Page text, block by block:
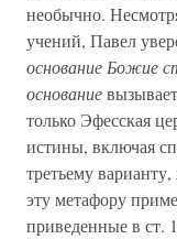
необычно.
учений, Павел
основание Божие
основание
только Эфесская
истины, включая
третьему
эту метафору
приведенные в ст.